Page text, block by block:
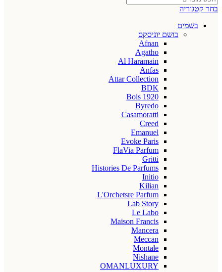
בחר קטגוריה
בשמים
בושם יוניסקס
Afnan
Agatho
Al Haramain
Anfas
Attar Collection
BDK
Bois 1920
Byredo
Casamoratti
Creed
Emanuel
Evoke Paris
FlaVia Parfum
Gritti
Histories De Parfums
Initio
Kilian
L'Orchetsre Parfum
Lab Story
Le Labo
Maison Francis
Mancera
Meccan
Montale
Nishane
OMANLUXURY